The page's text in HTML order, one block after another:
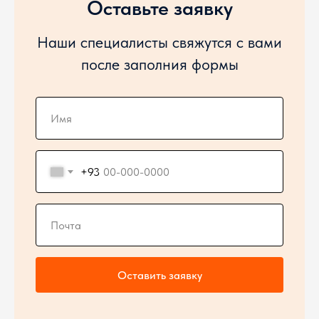
Оставьте заявку
Наши специалисты свяжутся с вами
после заполния формы
+93
Оставить заявку